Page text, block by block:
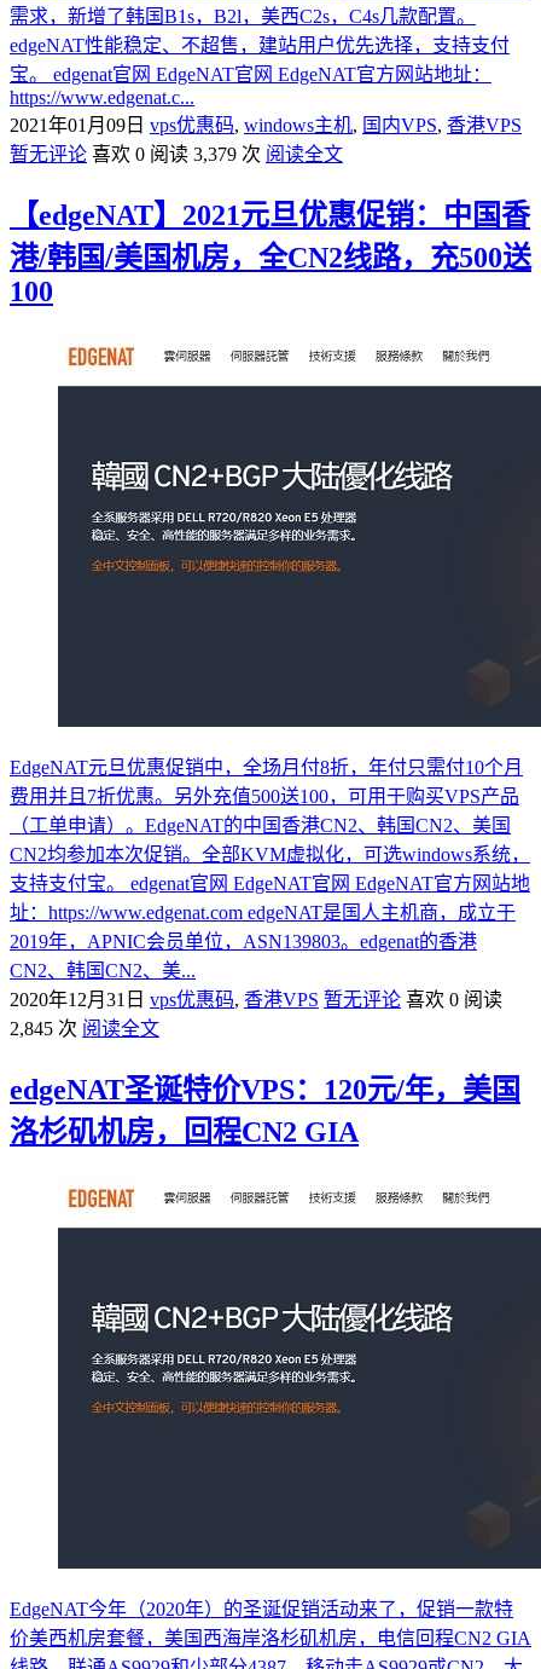
需求，新增了韩国B1s，B2l，美西C2s，C4s几款配置。
edgeNAT性能稳定、不超售，建站用户优先选择，支持支付
宝。 edgenat官网 EdgeNAT官网 EdgeNAT官方网站地址：
https://www.edgenat.c...
2021年01月09日 vps优惠码, windows主机, 国内VPS, 香港VPS
暂无评论 喜欢 0 阅读 3,379 次 阅读全文
【edgeNAT】2021元旦优惠促销：中国香
港/韩国/美国机房，全CN2线路，充500送
100
EdgeNAT元旦优惠促销中，全场月付8折，年付只需付10个月
费用并且7折优惠。另外充值500送100，可用于购买VPS产品
（工单申请）。EdgeNAT的中国香港CN2、韩国CN2、美国
CN2均参加本次促销。全部KVM虚拟化，可选windows系统，
支持支付宝。 edgenat官网 EdgeNAT官网 EdgeNAT官方网站地
址：https://www.edgenat.com edgeNAT是国人主机商，成立于
2019年，APNIC会员单位，ASN139803。edgenat的香港
CN2、韩国CN2、美...
2020年12月31日 vps优惠码, 香港VPS 暂无评论 喜欢 0 阅读
2,845 次 阅读全文
edgeNAT圣诞特价VPS：120元/年，美国
洛杉矶机房，回程CN2 GIA
EdgeNAT今年（2020年）的圣诞促销活动来了，促销一款特
价美西机房套餐，美国西海岸洛杉矶机房，电信回程CN2 GIA